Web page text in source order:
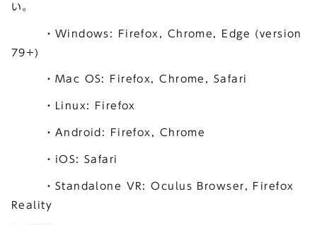
い。
・Windows: Firefox, Chrome, Edge (version
79+)
・Mac OS: Firefox, Chrome, Safari
・Linux: Firefox
・Android: Firefox, Chrome
・iOS: Safari
・Standalone VR: Oculus Browser, Firefox
Reality